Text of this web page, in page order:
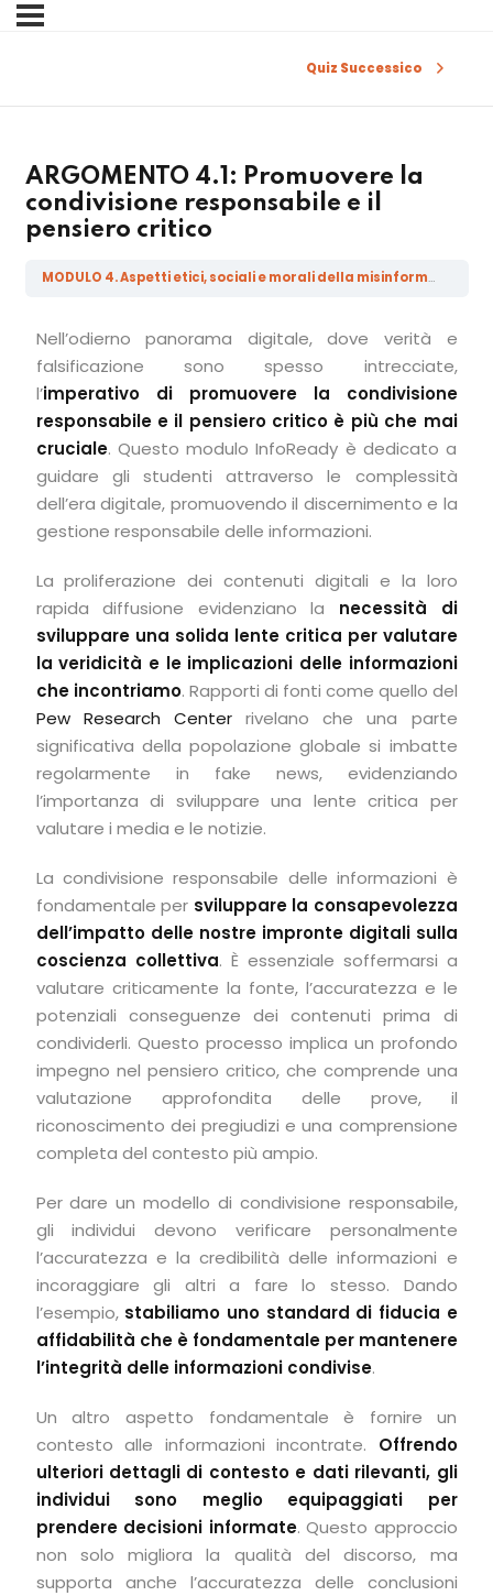
Quiz Successico
ARGOMENTO 4.1: Promuovere la
condivisione responsabile e il
pensiero critico
MODULO 4. Aspetti etici, sociali e morali della misinformazione, della disinformazione, della malainformazione e delle Fake News
Nell’odierno panorama digitale, dove verità e
falsificazione sono spesso intrecciate,
l’imperativo di promuovere la condivisione
responsabile e il pensiero critico è più che mai
cruciale. Questo modulo InfoReady è dedicato a
guidare gli studenti attraverso le complessità
dell’era digitale, promuovendo il discernimento e la
gestione responsabile delle informazioni.
La proliferazione dei contenuti digitali e la loro
rapida diffusione evidenziano la necessità di
sviluppare una solida lente critica per valutare
la veridicità e le implicazioni delle informazioni
che incontriamo. Rapporti di fonti come quello del
Pew Research Centerrivelano che una parte
significativa della popolazione globale si imbatte
regolarmente in fake news, evidenziando
l’importanza di sviluppare una lente critica per
valutare i media e le notizie.
La condivisione responsabile delle informazioni è
fondamentale per sviluppare la consapevolezza
dell’impatto delle nostre impronte digitali sulla
coscienza collettiva. È essenziale soffermarsi a
valutare criticamente la fonte, l’accuratezza e le
potenziali conseguenze dei contenuti prima di
condividerli. Questo processo implica un profondo
impegno nel pensiero critico, che comprende una
valutazione approfondita delle prove, il
riconoscimento dei pregiudizi e una comprensione
completa del contesto più ampio.
Per dare un modello di condivisione responsabile,
gli individui devono verificare personalmente
l’accuratezza e la credibilità delle informazioni e
incoraggiare gli altri a fare lo stesso. Dando
l’esempio, stabiliamo uno standard di fiducia e
affidabilità che è fondamentale per mantenere
l’integrità delle informazioni condivise.
Un altro aspetto fondamentale è fornire un
contesto alle informazioni incontrate. Offrendo
ulteriori dettagli di contesto e dati rilevanti, gli
individui sono meglio equipaggiati per
prendere decisioni informate. Questo approccio
non solo migliora la qualità del discorso, ma
supporta anche l’accuratezza delle conclusioni
Remember me Lost your password?